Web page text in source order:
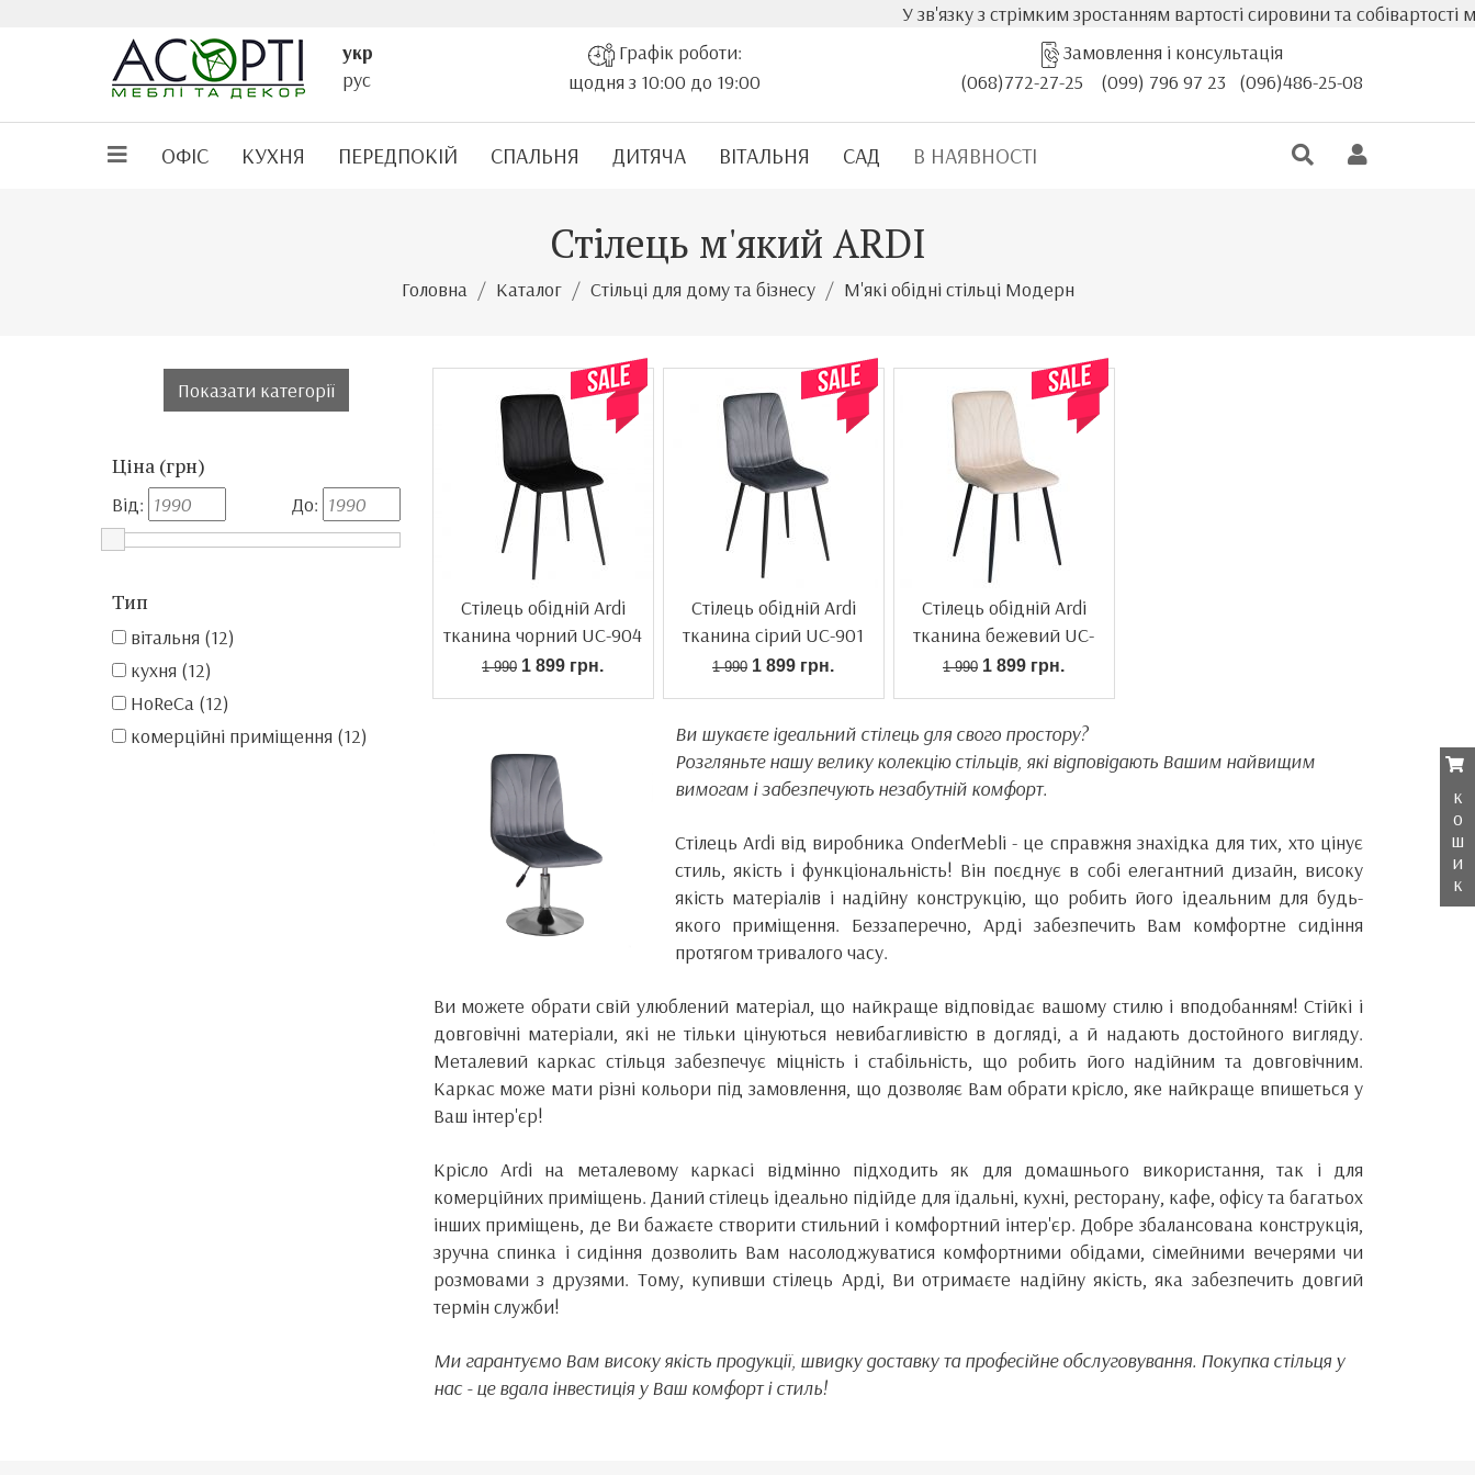
У зв'язку з стрімким зростанням вартості сировини та собівартості
укр
рус
Графік роботи:
щодня з 10:00 до 19:00
Замовлення і консультація
(068)772-27-25
(099) 796 97 23 (096)486-25-08
ОФІС КУХНЯ ПЕРЕДПОКІЙ СПАЛЬНЯ ДИТЯЧА ВІТАЛЬНЯ САД В НАЯВНОСТІ
Стілець м'який ARDI
Головна Каталог Стільці для дому та бізнесу М'які обідні стільці Модерн
Показати категорії
Ціна (грн)
Від: До:
Тип
вітальня (12)
кухня (12)
HoReCa (12)
комерційні приміщення (12)
Стілець обідній Ardi
тканина чорний UC-904
1 990 1 899 грн.
Стілець обідній Ardi
тканина сірий UC-901
1 990 1 899 грн.
Стілець обідній Ardi
тканина бежевий UC-
902
1 990 1 899 грн.
Ви шукаєте ідеальний стілець для свого простору?
Розгляньте нашу велику колекцію стільців, які відповідають Вашим найвищим
вимогам і забезпечують незабутній комфорт.
Стілець Ardi від виробника OnderMebli - це справжня знахідка для тих, хто цінує
стиль, якість і функціональність! Він поєднує в собі елегантний дизайн, високу
якість матеріалів і надійну конструкцію, що робить його ідеальним для будь-
якого приміщення. Беззаперечно, Арді забезпечить Вам комфортне сидіння
протягом тривалого часу.
Ви можете обрати свій улюблений матеріал, що найкраще відповідає вашому стилю і вподобанням! Стійкі і
довговічні матеріали, які не тільки цінуються невибагливістю в догляді, а й надають достойного вигляду.
Металевий каркас стільця забезпечує міцність і стабільність, що робить його надійним та довговічним.
Каркас може мати різні кольори під замовлення, що дозволяє Вам обрати крісло, яке найкраще впишеться у
Ваш інтер'єр!
Крісло Ardi на металевому каркасі відмінно підходить як для домашнього використання, так і для
комерційних приміщень. Даний стілець ідеально підійде для їдальні, кухні, ресторану, кафе, офісу та багатьох
інших приміщень, де Ви бажаєте створити стильний і комфортний інтер'єр. Добре збалансована конструкція,
зручна спинка і сидіння дозволить Вам насолоджуватися комфортними обідами, сімейними вечерями чи
розмовами з друзями. Тому, купивши стілець Арді, Ви отримаєте надійну якість, яка забезпечить довгий
термін служби!
Ми гарантуємо Вам високу якість продукції, швидку доставку та професійне обслуговування. Покупка стільця у
нас - це вдала інвестиція у Ваш комфорт і стиль!
к
о
ш
и
к